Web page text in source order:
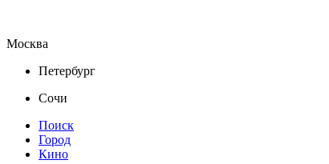
Москва
Петербург
Сочи
Поиск
Город
Кино